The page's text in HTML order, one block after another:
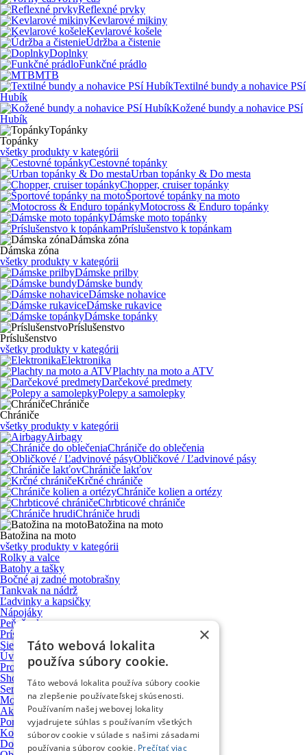
Reflexné prvky
Kevlarové mikiny
Kevlarové košele
Údržba a čistenie
Doplnky
Funkčné prádlo
MTB
Textilné bundy a nohavice PSí
Hubík
Kožené bundy a nohavice PSí
Hubík
Topánky
Topánky
všetky produkty v kategórii
Cestovné topánky
Urban topánky & Do mesta
Chopper, cruiser topánky
Športové topánky na moto
Motocross & Enduro topánky
Dámske moto topánky
Príslušenstvo k topánkam
Dámska zóna
Dámska zóna
všetky produkty v kategórii
Dámske prilby
Dámske bundy
Dámske nohavice
Dámske rukavice
Dámske topánky
Príslušenstvo
Príslušenstvo
všetky produkty v kategórii
Elektronika
Plachty na moto a ATV
Darčekové predmety
Polepy a samolepky
Chrániče
Chrániče
všetky produkty v kategórii
Airbagy
Chrániče do oblečenia
Obličkové / Ľadvinové pásy
Chrániče lakťov
Krčné chrániče
Chrániče kolien a ortézy
Chrbticové chrániče
Chrániče hrudi
Batožina na moto
Batožina na moto
všetky produkty v kategórii
Rolky a valce
Batohy a tašky
Bočné aj zadné motobrašny
Tankvak na nádrž
Ľadvinky a kapsičky
Nápojáky
Peňaženky
Príslušenstvo a upevňovacie systémy
Sieťky, úpinky a prísavky
Úvod
Produkty
Showroom
Servis motocyklov
Motocykle VOGE
Ako nakupovať
Poradňa
Kontakt
Doprava a platba
×
Táto webová lokalita
používa súbory cookie.
Táto webová lokalita používa súbory cookie
na zlepšenie používateľskej skúsenosti.
Používaním našej webovej lokality
vyjadrujete súhlas s používaním všetkých
súborov cookie v súlade s našimi zásadami
používania súborov cookie. Prečítať viac